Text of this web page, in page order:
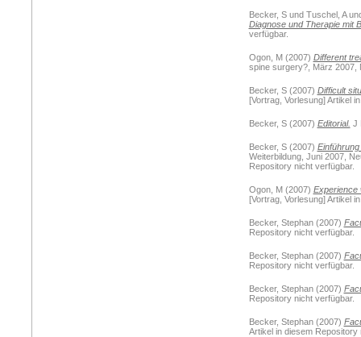
Becker, Sund Tuschel, A
Diagnose und Therapie mit
verfügbar.
Ogon, M(2007) Different
spine surgery?, März 2007,
Becker, S(2007) Difficult
[Vortrag, Vorlesung] Artikel
Becker, S(2007) Editorial. J
Becker, S(2007)
Weiterbildung, Juni 2007,
Repository nicht verfügbar.
Ogon, M(2007) Experience
[Vortrag, Vorlesung] Artikel
Becker, Stephan(2007)
Repository nicht verfügbar.
Becker, Stephan(2007)
Repository nicht verfügbar.
Becker, Stephan(2007)
Repository nicht verfügbar.
Becker, Stephan(2007)
Artikel in diesem Repository